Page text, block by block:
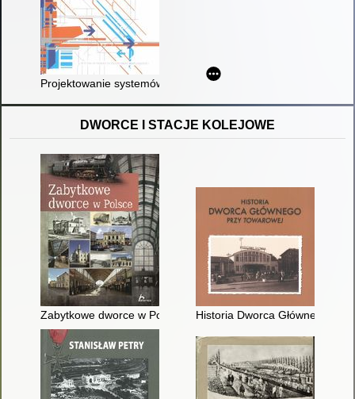
Projektowanie systemów i urządzeń kierowania i sterowania
DWORCE I STACJE KOLEJOWE
Zabytkowe dworce w Polsce Historia Dworca Głównego